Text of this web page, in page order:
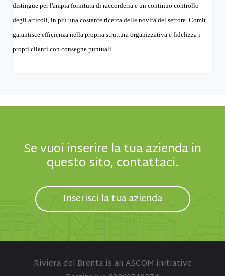
distingue per l'ampia fornitura di raccorderia e un continuo controllo
degli articoli, in più una costante ricerca delle novità del settore. Comit
garantisce efficienza nella propria struttura organizzativa e fidelizza i
propri clienti con consegne puntuali.
Se vuoi inserire la tua azienda in
questo sito, contattaci.
Inserisci la tua azienda
Riviera del Brenta is an ASCOM initiative